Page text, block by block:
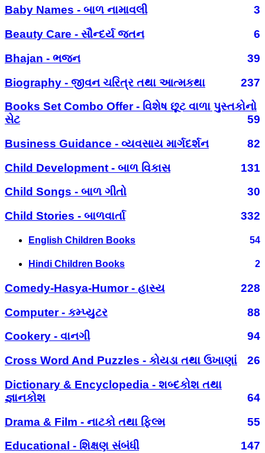
Baby Names - બાળ નામાવલી
3
Beauty Care - સૌન્દર્ય જતન
6
Bhajan - ભજન
39
Biography - જીવન ચરિત્ર તથા આત્મકથા
237
Books Set Combo Offer - વિશેષ છૂટ વાળા પુસ્તકોનો
સેટ
59
Business Guidance - વ્યવસાય માર્ગદર્શન
82
Child Development - બાળ વિકાસ
131
Child Songs - બાળ ગીતો
30
Child Stories - બાળવાર્તા
332
English Children Books 54
Hindi Children Books 2
Comedy-Hasya-Humor - હાસ્ય
228
Computer - કમ્પ્યુટર
88
Cookery - વાનગી
94
Cross Word And Puzzles - કોયડા તથા ઉખાણાં
26
Dictionary & Encyclopedia - શબ્દકોશ તથા
જ્ઞાનકોશ
64
Drama & Film - નાટકો તથા ફિલ્મ
55
Educational - શિક્ષણ સંબંધી
147